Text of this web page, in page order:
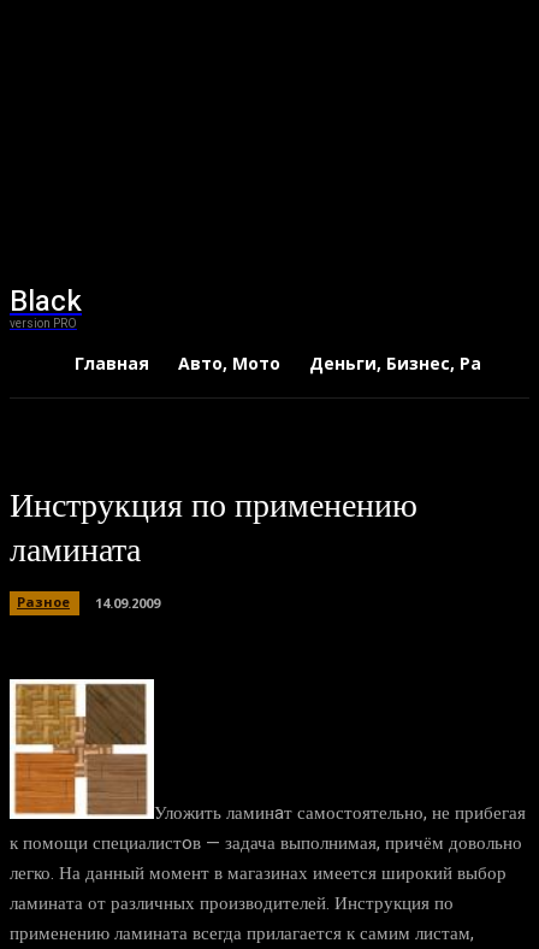
Black
version PRO
Главная Авто, Мото Деньги, Бизнес, Работа
Инструкция по применению
ламината
Разное 14.09.2009
Уложить ламинaт самостоятельно, не прибегая
к помощи специалистoв — задача выполнимая, причём довольно
легко. На данный момент в магазинах имеется широкий выбор
ламината от различных производителей. Инструкция по
применению ламината всегда прилагается к самим листам,